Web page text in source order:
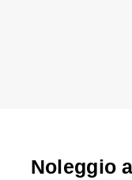
Noleggio